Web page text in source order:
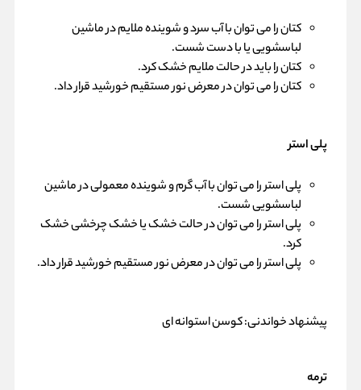
کتان را می توان با آب سرد و شوینده ملایم در ماشین
لباسشویی یا با دست شست.
کتان را باید در حالت ملایم خشک کرد.
کتان را می توان در معرض نور مستقیم خورشید قرار داد.
پلی استر
پلی استر را می توان با آب گرم و شوینده معمولی در ماشین
لباسشویی شست.
پلی استر را می توان در حالت خشک یا خشک چرخشی خشک
کرد.
پلی استر را می توان در معرض نور مستقیم خورشید قرار داد.
پیشنهاد خواندنی:کوسن استوانه ای
ترمه